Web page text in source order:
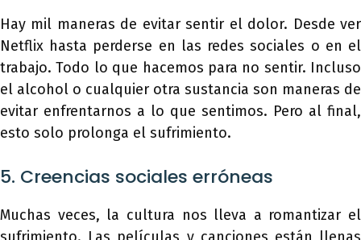
Hay mil maneras de evitar sentir el dolor. Desde ver
Netflix hasta perderse en las redes sociales o en el
trabajo. Todo lo que hacemos para no sentir. Incluso
el alcohol o cualquier otra sustancia son maneras de
evitar enfrentarnos a lo que sentimos. Pero al final,
esto solo prolonga el sufrimiento.
5. Creencias sociales erróneas
Muchas veces, la cultura nos lleva a romantizar el